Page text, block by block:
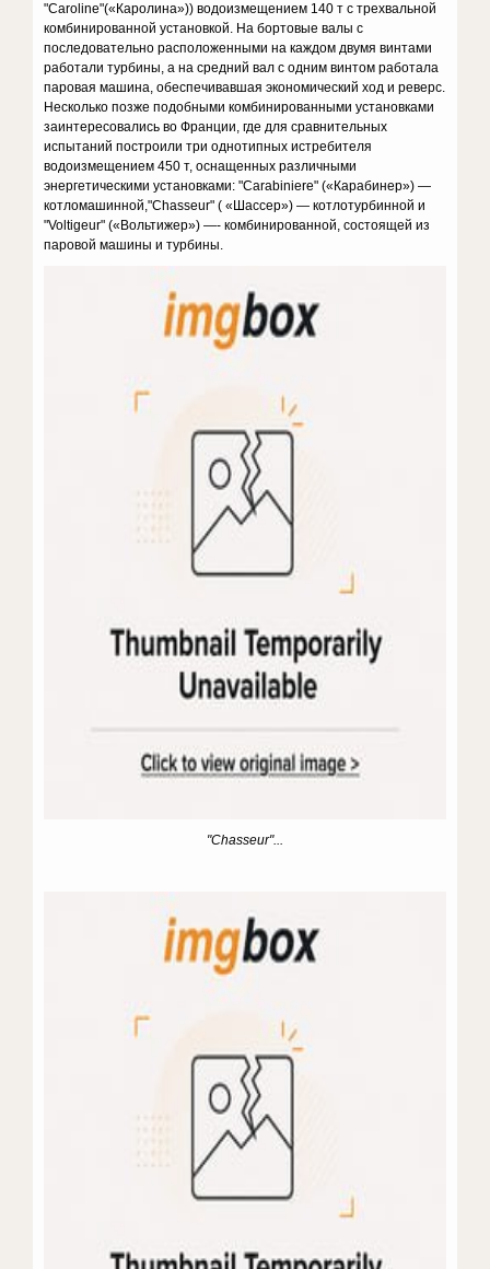
"Caroline"(«Каролина»)) водоизмещением 140 т с трехвальной
комбинированной установкой. На бортовые валы с
последовательно расположенными на каждом двумя винтами
работали турбины, а на средний вал с одним винтом работала
паровая машина, обеспечивавшая экономический ход и реверс.
Несколько позже подобными комбинированными установками
заинтересовались во Франции, где для сравнительных
испытаний построили три однотипных истребителя
водоизмещением 450 т, оснащенных различными
энергетическими установками: "Carabiniere" («Карабинер») —
котломашинной,"Chasseur" ( «Шассер») — котлотурбинной и
"Voltigeur" («Вольтижер») —- комбинированной, состоящей из
паровой машины и турбины.
"Chasseur"...